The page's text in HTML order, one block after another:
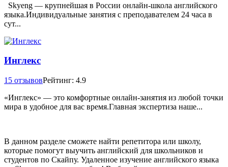
Skyeng — крупнейшая в России онлайн-школа английского
языка.Индивидуальные занятия с преподавателем 24 часа в
сут...
Инглекс
15 отзывовРейтинг: 4.9
«Инглекс» — это комфортные онлайн-занятия из любой точки
мира в удобное для вас время.Главная экспертиза наше...
В данном разделе сможете найти репетитора или школу,
которые помогут выучить английский для школьников и
студентов по Cкайпу. Удаленное изучение английского языка